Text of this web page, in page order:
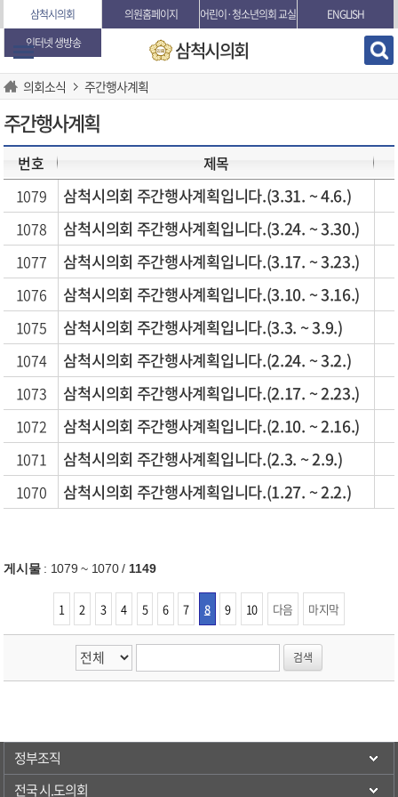
본문바로가기
삼척시의회 의원홈페이지 어린이·청소년의회 교실
ENGLISH
인터넷 생방송
삼척시의회
의회소식 주간행사계획
주간행사계획
번호
제목
1079
삼척시의회 주간행사계획입니다.(3.31. ~ 4.6.)
1078
삼척시의회 주간행사계획입니다.(3.24. ~ 3.30.)
1077
삼척시의회 주간행사계획입니다.(3.17. ~ 3.23.)
1076
삼척시의회 주간행사계획입니다.(3.10. ~ 3.16.)
1075
삼척시의회 주간행사계획입니다.(3.3. ~ 3.9.)
1074
삼척시의회 주간행사계획입니다.(2.24. ~ 3.2.)
1073
삼척시의회 주간행사계획입니다.(2.17. ~ 2.23.)
1072
삼척시의회 주간행사계획입니다.(2.10. ~ 2.16.)
1071
삼척시의회 주간행사계획입니다.(2.3. ~ 2.9.)
1070
삼척시의회 주간행사계획입니다.(1.27. ~ 2.2.)
게시물: 1079 ~ 1070/ 1149
1 2 3 4 5 6 7 8 9 10 다음 마지막
정부조직
전국 시.도의회